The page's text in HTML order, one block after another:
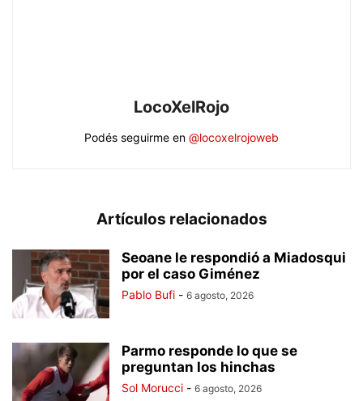
LocoXelRojo
Podés seguirme en @locoxelrojoweb
Artículos relacionados
Seoane le respondió a Miadosqui
por el caso Giménez
Pablo Bufi - 6 agosto, 2026
Parmo responde lo que se
preguntan los hinchas
Sol Morucci - 6 agosto, 2026